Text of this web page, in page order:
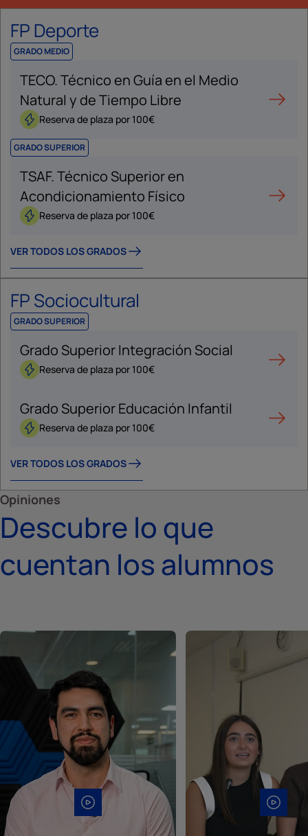
FP Deporte
GRADO MEDIO
TECO. Técnico en Guía en el Medio
Natural y de Tiempo Libre
Reserva de plaza por 100€
GRADO SUPERIOR
TSAF. Técnico Superior en
Acondicionamiento Físico
Reserva de plaza por 100€
VER TODOS LOS GRADOS
FP Sociocultural
GRADO SUPERIOR
Grado Superior Integración Social
Reserva de plaza por 100€
Grado Superior Educación Infantil
Reserva de plaza por 100€
VER TODOS LOS GRADOS
Opiniones
Descubre lo que
cuentan los alumnos